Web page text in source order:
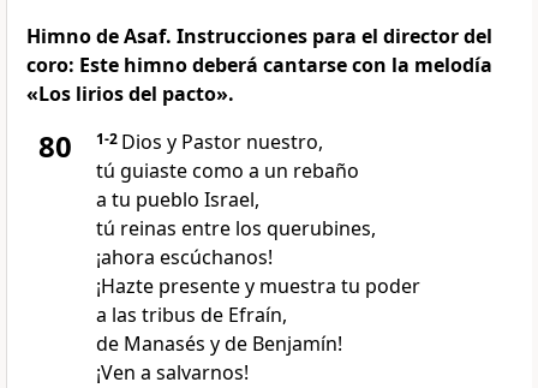
Himno de Asaf. Instrucciones para el director del
coro: Este himno deberá cantarse con la melodía
«Los lirios del pacto».
80 1-2 Dios y Pastor nuestro,
tú guiaste como a un rebaño
a tu pueblo Israel,
tú reinas entre los querubines,
¡ahora escúchanos!
¡Hazte presente y muestra tu poder
a las tribus de Efraín,
de Manasés y de Benjamín!
¡Ven a salvarnos!